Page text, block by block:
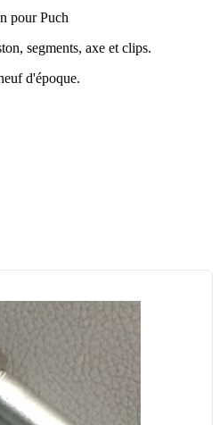
pour Puch
segments, axe et clips.
d'époque.